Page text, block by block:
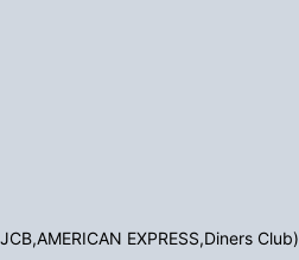
EXPRESS,Diners Club)